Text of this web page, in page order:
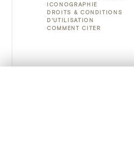
ICONOGRAPHIE
DROITS & CONDITIONS
D'UTILISATION
COMMENT CITER